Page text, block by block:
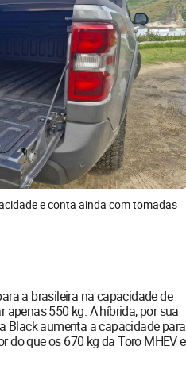
e conta ainda com tomadas
a brasileira na capacidade de
apenas 550 kg. A híbrida, por sua
Black aumenta a capacidade para
do que os 670 kg da Toro MHEV e